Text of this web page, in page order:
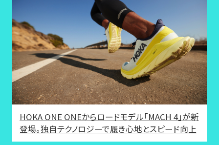
HOKA ONE ONEからロードモデル「MACH 4」が新
登場。独自テクノロジーで履き心地とスピード向上